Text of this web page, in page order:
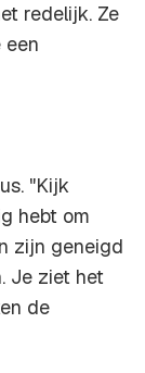
redelijk. Ze
een
"Kijk
hebt om
zijn geneigd
Je ziet het
de